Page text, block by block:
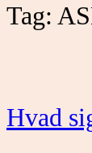
Tag:
Hvad